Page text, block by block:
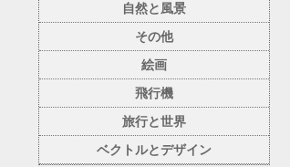
自然と風景
その他
絵画
飛行機
旅行と世界
ベクトルとデザイン